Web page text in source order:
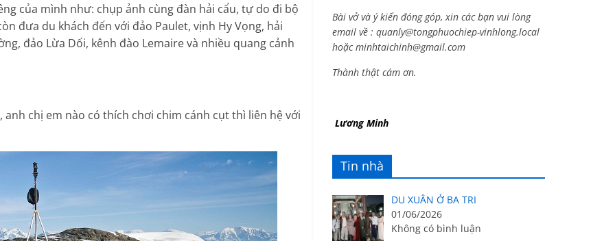
của mình như: chụp ảnh cùng đàn hải cẩu, tự do đi bộ
đưa du khách đến với đảo Paulet, vịnh Hy Vọng, hải
đảo Lừa Dối, kênh đào Lemaire và nhiều quang cảnh
anh chị em nào có thích chơi chim cánh cụt thì liên hệ với
Bài vở và ý kiến đóng góp, xin các bạn vui lòng
email về : quanly@tongphuochiep-vinhlong.local
hoặcminhtaichinh@gmail.com
Thành thật cám ơn.
Lương Minh
Tin nhà
DU XUÂN Ở BA TRI
01/06/2026
Không có bình luận